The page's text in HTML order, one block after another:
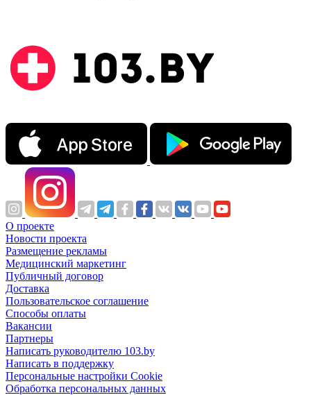
О проекте
Новости проекта
Размещение рекламы
Медицинский маркетинг
Публичный договор
Доставка
Пользовательское соглашение
Способы оплаты
Вакансии
Партнеры
Написать руководителю 103.by
Написать в поддержку
Персональные настройки Cookie
Обработка персональных данных